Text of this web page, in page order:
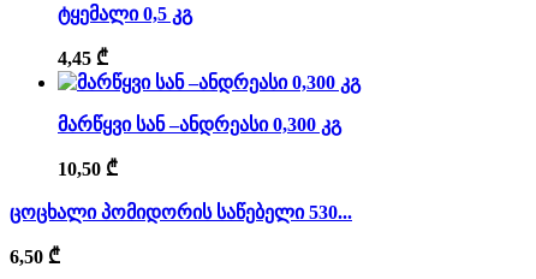
ტყემალი 0,5 კგ
4,45 ₾
მარწყვი სან –ანდრეასი 0,300 კგ
10,50 ₾
ცოცხალი პომიდორის საწებელი 530...
6,50 ₾